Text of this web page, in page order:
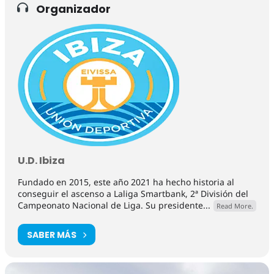
Organizador
U.D. Ibiza
Fundado en 2015, este año 2021 ha hecho historia al
conseguir el ascenso a Laliga Smartbank, 2ª División del
Campeonato Nacional de Liga. Su presidente...
Read More.
SABER MÁS